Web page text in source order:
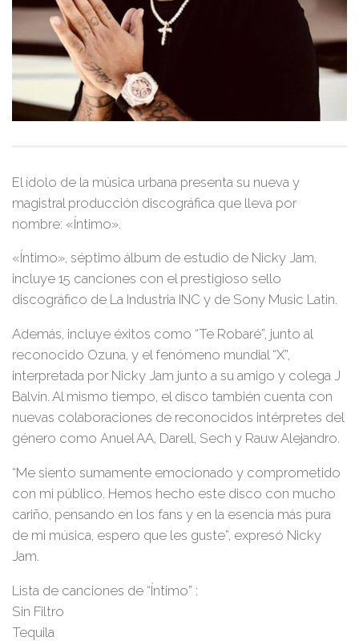
El ídolo de la música urbana presenta su nueva y
magistral producción discográfica que lleva por
nombre: «Íntimo»
«Íntimo», séptimo álbum de estudio de Nicky Jam,
incluye 15 canciones con el prestigioso sello
discográfico de La Industria INC y de Sony Music Latin.
Además, incluye éxitos como “Te Robaré”, junto al
reconocido Ozuna, y el fenómeno mundial “X”,
interpretada por Nicky Jam junto a su amigo y colega J
Balvin. Al mismo tiempo, el disco también cuenta con
nuevas colaboraciones de reconocidos intérpretes del
género como Anuel AA, Darell, Sech y Rauw Alejandro.
“Me siento sumamente emocionado y comprometido
con mi público. Hemos hecho este disco con mucho
cariño, pensando en los fans y en la esencia más pura
de mi música, espero que les guste” , expresó Nicky
Jam
Lista de canciones de “Íntimo” :
Sin Filtro
Tequila